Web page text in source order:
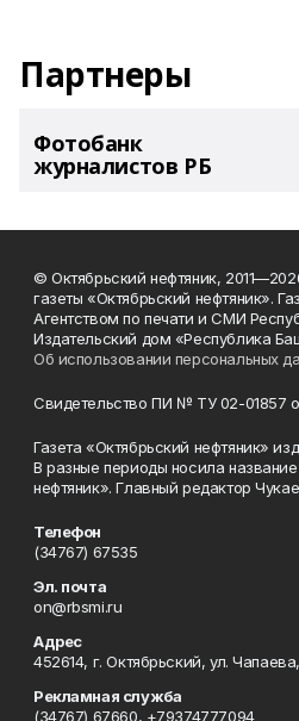
Партнеры
Фотобанк
журналистов РБ
© Октябрьский нефтяник,
газеты «Октябрьский нефтяник».
Агентством по печати и СМИ
Издательский дом «Республика
Об использовании персональных
Свидетельство ПИ № ТУ 02-01857
Газета «Октябрьский нефтяник»
В разные периоды носила
нефтяник». Главный редактор
Телефон
(34767) 67535
Эл. почта
on@rbsmi.ru
Адрес
452614, г. Октябрьский, ул.
Рекламная служба
(34767) 67660, +79374777094